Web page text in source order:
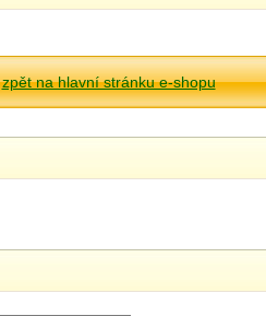
zpět na hlavní stránku e-shopu